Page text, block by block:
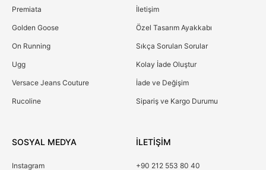
Premiata
Golden Goose
On Running
Ugg
Versace Jeans Couture
Rucoline
İletişim
Özel Tasarım Ayakkabı
Sıkça Sorulan Sorular
Kolay İade Oluştur
İade ve Değişim
Sipariş ve Kargo Durumu
SOSYAL MEDYA
Instagram
İLETİŞİM
+90 212 553 80 40